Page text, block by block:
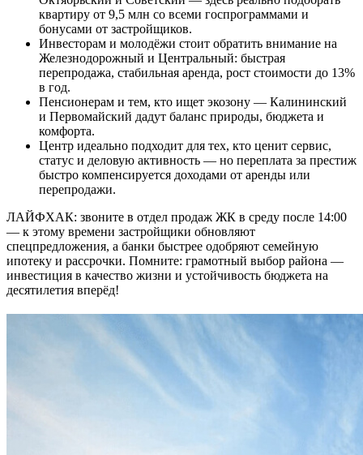
квартиру от 9,5 млн со всеми госпрограммами и
бонусами от застройщиков.
Инвесторам и молодёжи стоит обратить внимание на
Железнодорожный и Центральный: быстрая
перепродажа, стабильная аренда, рост стоимости до 13%
в год.
Пенсионерам и тем, кто ищет экозону — Калининский
и Первомайский дадут баланс природы, бюджета и
комфорта.
Центр идеально подходит для тех, кто ценит сервис,
статус и деловую активность — но переплата за престиж
быстро компенсируется доходами от аренды или
перепродажи.
ЛАЙФХАК: звоните в отдел продаж ЖК в среду после 14:00
— к этому времени застройщики обновляют
спецпредложения, а банки быстрее одобряют семейную
ипотеку и рассрочки. Помните: грамотный выбор района —
инвестиция в качество жизни и устойчивость бюджета на
десятилетия вперёд!